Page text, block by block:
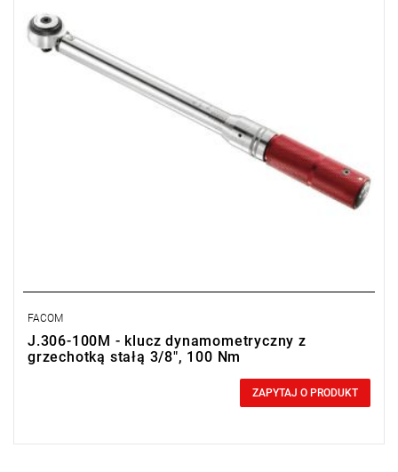
• Zakres Nm: 20 – 100
• Dokładność +/- 4%
FACOM
J.306-100M - klucz dynamometryczny z
grzechotką stałą 3/8", 100 Nm
ZAPYTAJ O PRODUKT